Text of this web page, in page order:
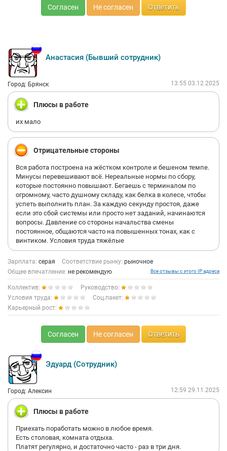
Согласен Не согласен Ответить
Анастасия (Бывший сотрудник)
Город: Брянск 13:55 03.12.2025
Плюсы в работе
их мало
Отрицательные стороны
Вся работа построена на жёстком контроле и бешеном темпе.
Минусы перевешивают всё. Нереальные нормы по сбору,
которые постоянно повышают. Бегаешь с терминалом по
огромному, часто душному складу, как белка в колесе, чтобы
успеть выполнить план. За каждую секунду простоя, даже
если это сбой системы или просто нет заданий, начинаются
вопросы. Давление со стороны начальства смены
постоянное, общаются часто на повышенных тонах, как с
винтиком. Условия труда тяжёлые
Зарплата: серая Соответствие рынку: рыночное
Общее впечатление: не рекомендую Все отзывы с этого IP адреса
Коллектив:
Руководство:
Условия труда:
Соц.пакет:
Карьерный рост:
Согласен Не согласен Ответить
Эдуард (Сотрудник)
Город: Алексин 12:59 29.11.2025
Плюсы в работе
Приехать поработать можно в любое время.
Есть столовая, комната отдыха.
Платят регулярно, и достаточно часто - раз в три дня.